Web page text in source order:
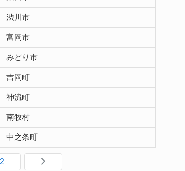
渋川市
富岡市
みどり市
吉岡町
神流町
南牧村
中之条町
2